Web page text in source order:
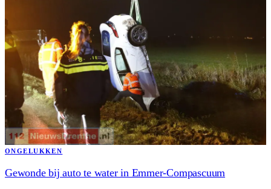
ONGELUKKEN
Gewonde bij auto te water in Emmer-Compascuum